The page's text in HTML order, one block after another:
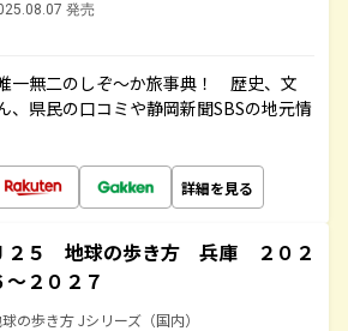
発売
一無二のしぞ～か旅事典！ 歴史、文
、県民の口コミや静岡新聞SBSの地元情
詳細を見る
２５ 地球の歩き方 兵庫 ２０２
～２０２７
の歩き方 Jシリーズ（国内）